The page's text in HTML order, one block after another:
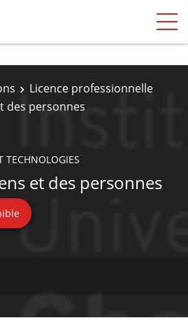
Licence professionnelle
des personnes
TECHNOLOGIES
et des personnes